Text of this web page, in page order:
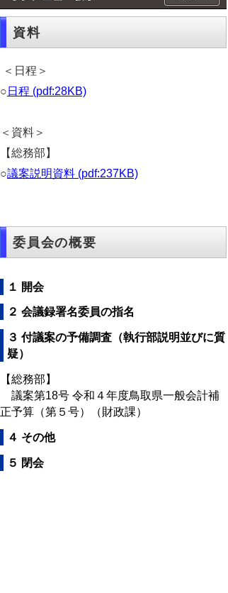
資料
＜日程＞
○ 日程 (pdf:28KB)
＜資料＞
【総務部】
○議案説明資料 (pdf:237KB)
委員会の概要
１ 開会
２ 会議録署名委員の指名
３ 付議案の予備調査（執行部説明並びに質
疑）
【総務部】
議案第18号 令和４年度鳥取県一般会計補
正予算（第５号）（財政課）
４ その他
５ 閉会